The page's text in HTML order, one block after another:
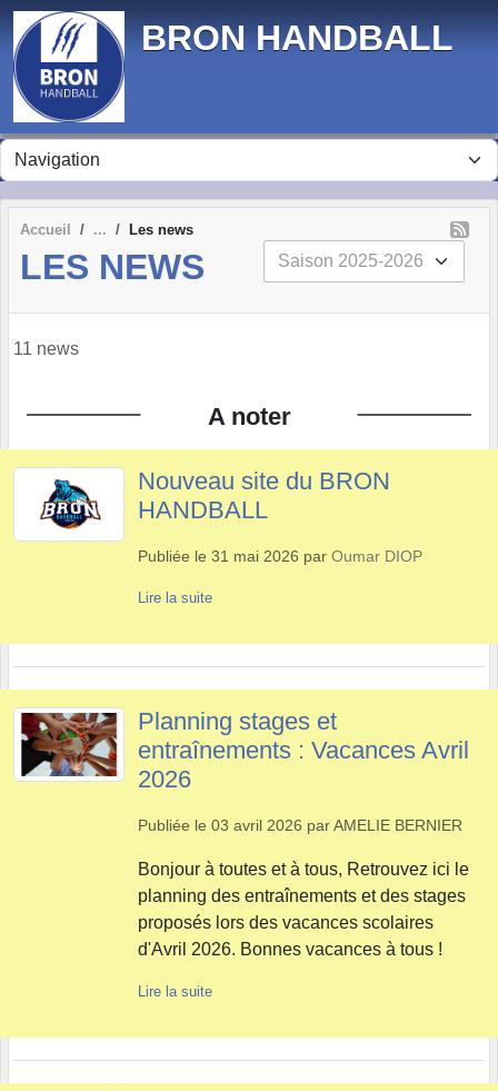
BRON HANDBALL
Accueil Les news
LES NEWS
11 news
A noter
Nouveau site du BRON
HANDBALL
Publiée le 31 mai 2026 par Oumar DIOP
Lire la suite
Planning stages et
entraînements : Vacances Avril
2026
Publiée le 03 avril 2026 parAMELIE BERNIER
Bonjour à toutes et à tous, Retrouvez ici le
planning des entraînements et des stages
proposés lors des vacances scolaires
d'Avril 2026. Bonnes vacances à tous !
Lire la suite
Panneau de gestion des cookies